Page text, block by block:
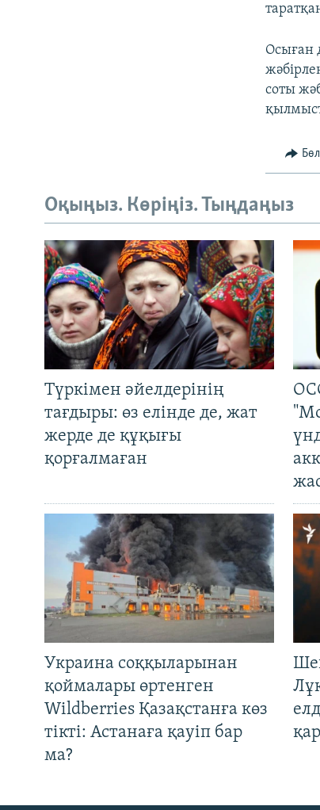
Осыған
соты
Оқыңыз. Көріңіз. Тыңдаңыз
Түркімен әйелдерінің
тағдыры: өз елінде де, жат
жерде де құқығы
қорғалмаған
Украина соққыларынан
қоймалары өртенген
Wildberries Қазақстанға көз
тікті: Астанаға қауіп бар
ма?